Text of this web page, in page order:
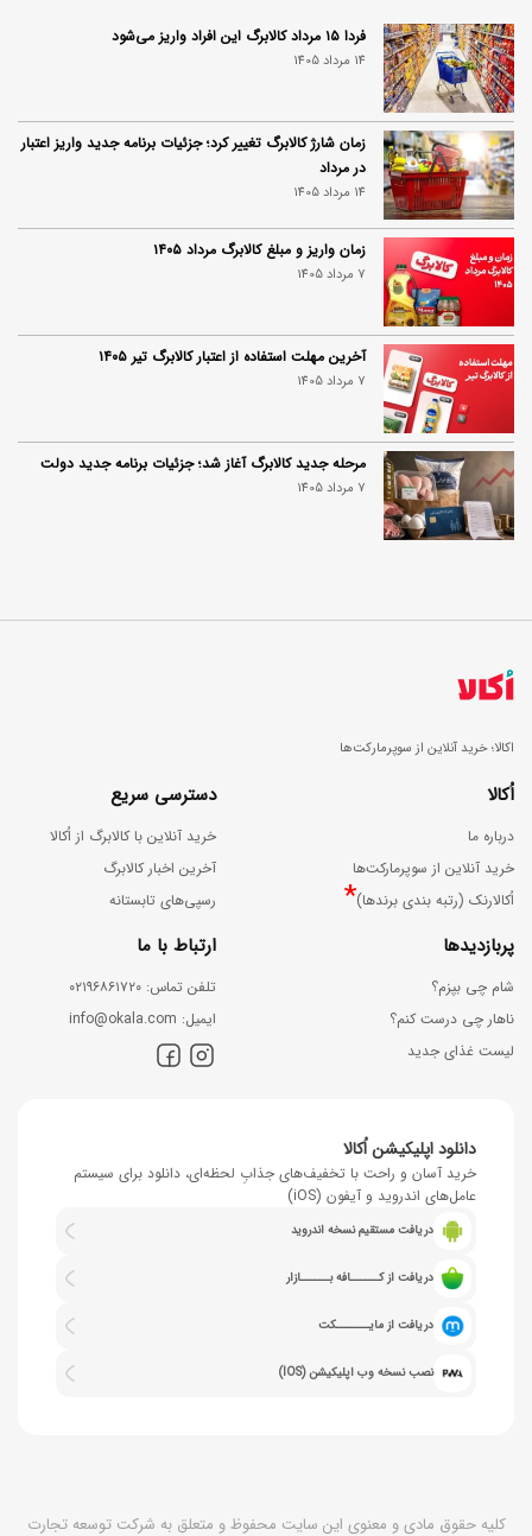
فردا ۱۵ مرداد کالابرگ این افراد واریز می‌شود
14 مرداد 1405
زمان شارژ کالابرگ تغییر کرد؛ جزئیات برنامه جدید واریز اعتبار
در مرداد
14 مرداد 1405
زمان واریز و مبلغ کالابرگ مرداد ۱۴۰۵
7 مرداد 1405
آخرین مهلت استفاده از اعتبار کالابرگ تیر ۱۴۰۵
7 مرداد 1405
مرحله جدید کالابرگ آغاز شد؛ جزئیات برنامه جدید دولت
7 مرداد 1405
اکالا؛ خرید آنلاین از سوپرمارکت‌ها
اُکالا
درباره ما
خرید آنلاین از سوپرمارکت‌ها
اُکالارنک (رتبه بندی برندها)*
دسترسی سریع
خرید آنلاین با کالابرگ از اُکالا
آخرین اخبار کالابرگ
رسپی‌های تابستانه
پربازدیدها
شام چی بپزم؟
ناهار چی درست کنم؟
لیست غذای جدید
ارتباط با ما
ﺗﻠﻔﻦ ﺗﻤﺎس: ۰۲۱۹۶۸۶۱۷۲۰
اﯾﻤﯿﻞ: info@okala.com
دانلود اپلیکیشن اُکالا
خرید آسان و راحت با تخفیف‌های جذابِ لحظه‌ای، دانلود برای سیستم
عامل‌های اندروید و آیفون (iOS)
دریافت مستقیم نسخه اندروید
دریافت از کــــــافه بــــــازار
دریافت از مایـــــــکت
نصب نسخه وب اپلیکیشن (IOS)
کلیه حقوق مادی و معنوی این سایت محفوظ و متعلق به شرکت توسعه تجارت